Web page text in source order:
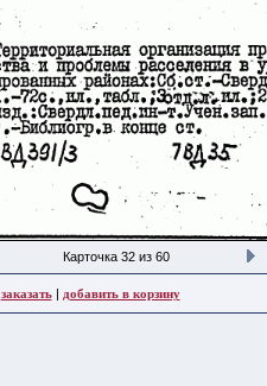
Карточка 32 из 60
заказать| добавить в корзину